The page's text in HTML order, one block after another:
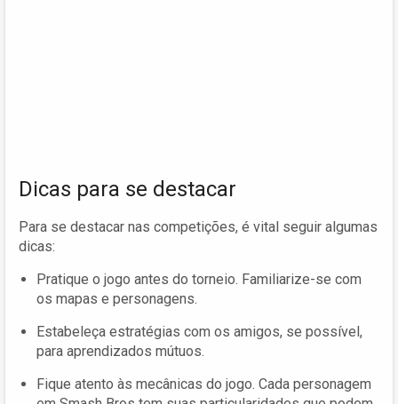
Dicas para se destacar
Para se destacar nas competições, é vital seguir algumas
dicas:
Pratique o jogo antes do torneio. Familiarize-se com
os mapas e personagens.
Estabeleça estratégias com os amigos, se possível,
para aprendizados mútuos.
Fique atento às mecânicas do jogo. Cada personagem